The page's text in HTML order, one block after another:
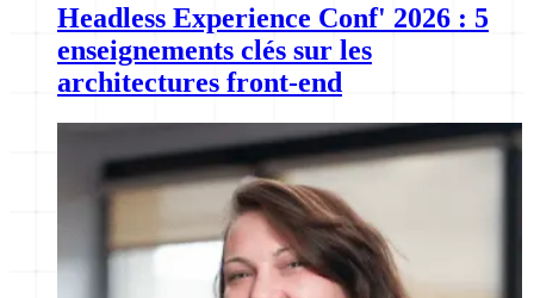
Headless Experience Conf' 2026 : 5
enseignements clés sur les
architectures front-end